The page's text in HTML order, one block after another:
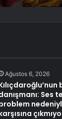
Ağustos 6, 2026
Ses